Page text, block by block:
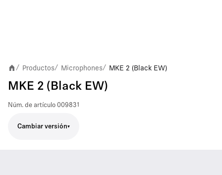
/ Productos/ Microphones/ MKE 2 (Black EW)
MKE 2 (Black EW)
Núm. de artículo 009831
Cambiar versión